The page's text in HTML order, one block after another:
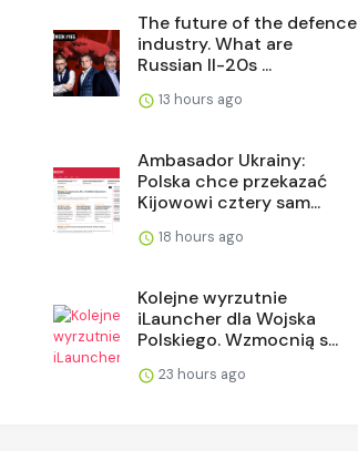
The future of the defence
industry. What are
Russian Il-20s ...
13 hours ago
Ambasador Ukrainy:
Polska chce przekazać
Kijowowi cztery sam...
18 hours ago
Kolejne wyrzutnie
iLauncher dla Wojska
Polskiego. Wzmocnią s...
23 hours ago